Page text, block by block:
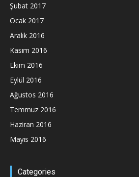
Şubat 2017
Ocak 2017
Aralık 2016
Kasım 2016
Ekim 2016
Eylül 2016
Ağustos 2016
Temmuz 2016
Haziran 2016
Mayıs 2016
Categories